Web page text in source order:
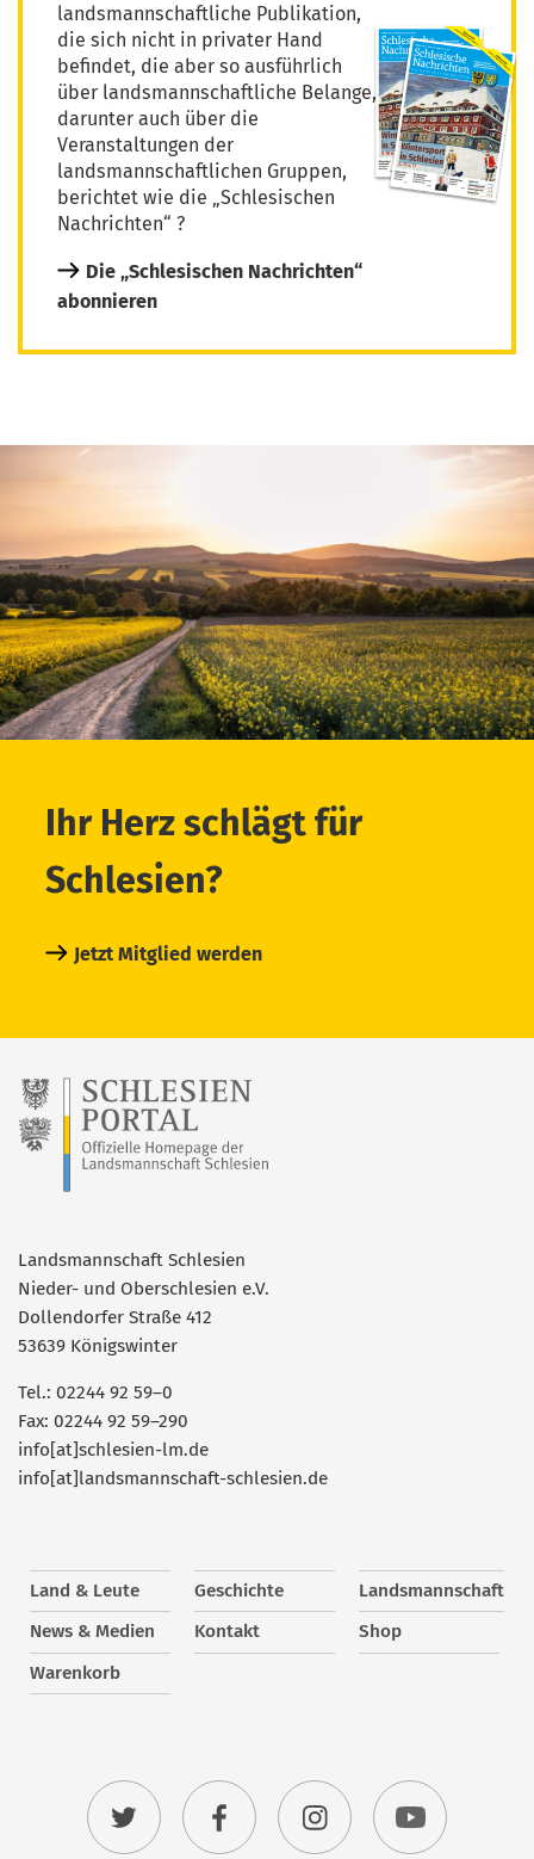
landsmannschaftliche Publikation,
die sich nicht in privater Hand
befindet, die aber so ausführlich
über landsmannschaftliche Belange,
darunter auch über die
Veranstaltungen der
landsmannschaftlichen Gruppen,
berichtet wie die „Schlesischen
Nachrichten“ ?
Die „Schlesischen Nachrichten“
abonnieren
Ihr Herz schlägt für
Schlesien?
Jetzt Mitglied werden
Landsmannschaft Schlesien
Nieder- und Oberschlesien e.V.
Dollendorfer Straße 412
53639 Königswinter
Tel.: 02244 92 59–0
Fax: 02244 92 59–290
info[at]schlesien-lm.de
info[at]landsmannschaft-schlesien.de
Land & Leute Geschichte
Landsmannschaft
News & Medien
Kontakt
Shop
Warenkorb